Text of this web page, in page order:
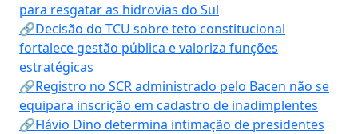
para resgatar as hidrovias do Sul
🔗Decisão do TCU sobre teto constitucional
fortalece gestão pública e valoriza funções
estratégicas
🔗Registro no SCR administrado pelo Bacen não se
equipara inscrição em cadastro de inadimplentes
🔗Flávio Dino determina intimação de presidentes